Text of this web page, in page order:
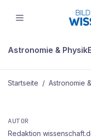
Astronomie & Physik
Startseite / Astronomie
Mehr zum
AUTOR
Redaktion